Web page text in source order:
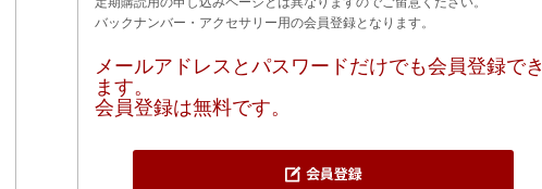
バックナンバー・アクセサリー用の会員登録となります。
メールアドレスとパスワードだけでも会員登録でき
ます。
会員登録は無料です。